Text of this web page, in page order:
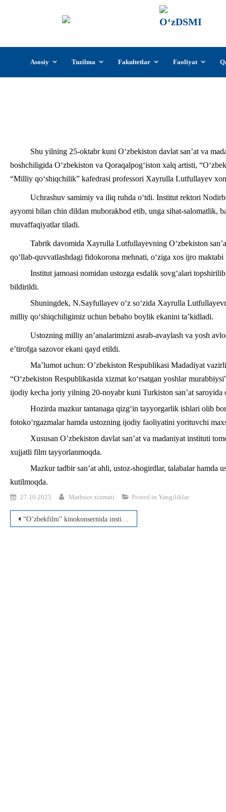
content
Asosiy Tuzilma Fakultetlar Faoliyat
Shu yilning 25-oktabr kuni O‘zbekiston davlat san’at va
boshchiligida O‘zbekiston va Qoraqalpog‘iston xalq artisti,
“Milliy qo‘shiqchilik” kafedrasi professori Xayrulla Lutfullayev
Uchrashuv samimiy va iliq ruhda o‘tdi. Institut rektori
ayyomi bilan chin dildan muborakbod etib, unga sihat-salomatlik,
muvaffaqiyatlar tiladi.
Tabrik davomida Xayrulla Lutfullayevning O‘zbekiston
qo‘llab-quvvatlashdagi fidokorona mehnati, o‘ziga xos ijro
Institut jamoasi nomidan ustozga esdalik sovg‘alari
bildirildi.
Shuningdek, N.Sayfullayev o‘z so‘zida Xayrulla
milliy qo‘shiqchiligimiz uchun bebaho boylik ekanini ta’kidladi.
Ustozning milliy an’analarimizni asrab-avaylash va yosh
e’tirofga sazovor ekani qayd etildi.
Ma’lumot uchun: O’zbekiston Respublikasi Madadiyat
“O‘zbekiston Respublikasida xizmat ko‘rsatgan yoshlar
ijodiy kecha joriy yilning 20-noyabr kuni Turkiston san’at saroyida
Hozirda mazkur tantanaga qizg‘in tayyorgarlik ishlari olib
fotoko‘rgazmalar hamda ustozning ijodiy faoliyatini yorituvchi
Xususan O’zbekiston davlat san’at va madaniyat instituti
xujjatli film tayyorlanmoqda.
Mazkur tadbir san’at ahli, ustoz-shogirdlar, talabalar hamda
kutilmoqda.
27.10.2025 Matbuot xizmati Posted in Yangiliklar
Post
“O‘zbekfilm” kinokonsernida institutning ikkita kafedrasi filiallarrining tantanali ochilishi bo‘lib o‘tdi